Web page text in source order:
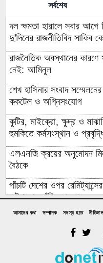
সর্বশেষ
দল ক্ষমতা হারালে সবার আগে
দু’দিনের রাজনীতিবিদ সাকিব
রাজনৈতিক অবস্থানের
নেই: আমিনুল
শেখ হাসিনার সংবাদ
ককটেল ও অগ্নিসংযোগ
কুটির, মাইক্রো, ক্ষুদ্র ও
হুমকিতে কর্মসংস্থান ও
এলএনজি ক্রয়ের অনুমোদন
বৈঠকে
পাঁচটি দেশের ওপর
কৌশলগত ঝুঁকির শঙ্কা
কওমি মাদ্রাসার শিক্ষার্থী
ফের পিছিয়ে গেল রূপপুরের
গ্রিডে যোগ হচ্ছে না পরমাণু
আমাদের কথা সম্পাদক সদস্য হতে